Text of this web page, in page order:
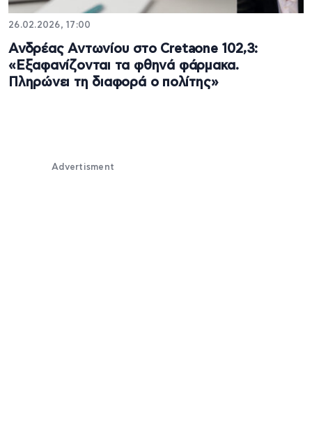
26.02.2026, 17:00
Ανδρέας Αντωνίου στο Cretaone 102,3:
«Εξαφανίζονται τα φθηνά φάρμακα.
Πληρώνει τη διαφορά ο πολίτης»
Advertisment